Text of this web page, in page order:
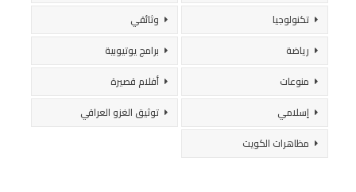
تكنولوجيا
وثائقي
رياضة
برامج يوتيوبية
منوعات
أفلام قصيرة
إسلامي
توثيق الغزو العراقي
مظاهرات الكويت